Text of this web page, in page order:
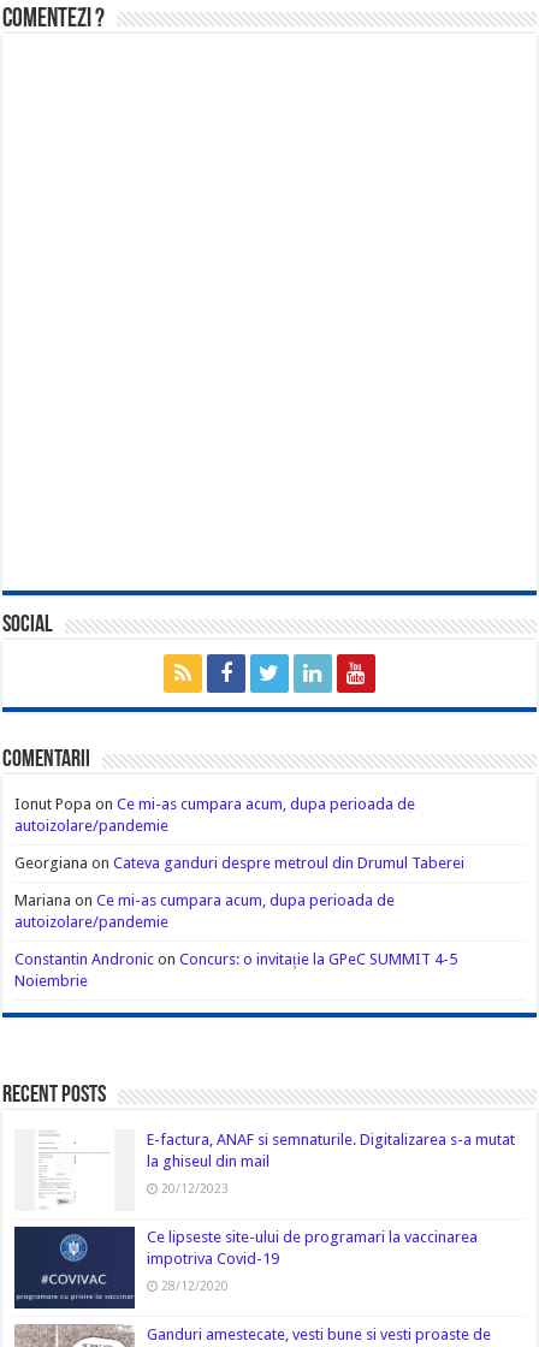
Comentezi ?
Social
Comentarii
Ionut Popa onCe mi-as cumpara acum, dupa perioada de
autoizolare/pandemie
Georgiana onCateva ganduri despre metroul din Drumul Taberei
Mariana onCe mi-as cumpara acum, dupa perioada de
autoizolare/pandemie
Constantin Andronic onConcurs: o invitație la GPeC SUMMIT 4-5
Noiembrie
Recent Posts
E-factura, ANAF si semnaturile. Digitalizarea s-a mutat
la ghiseul din mail
20/12/2023
Ce lipseste site-ului de programari la vaccinarea
impotriva Covid-19
28/12/2020
Ganduri amestecate, vesti bune si vesti proaste de